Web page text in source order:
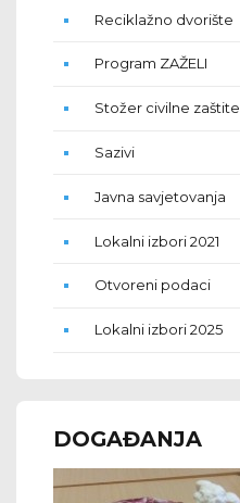
Reciklažno dvorište
Program ZAŽELI
Stožer civilne zaštite
Sazivi
Javna savjetovanja
Lokalni izbori 2021
Otvoreni podaci
Lokalni izbori 2025
DOGAĐANJA